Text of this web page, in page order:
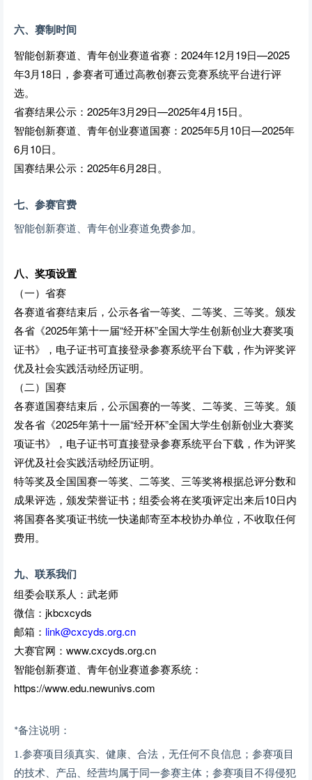
六、赛制时间
智能创新赛道、青年创业赛道省赛：2024年12月19日—2025
年3月18日，参赛者可通过高教创赛云竞赛系统平台进行评
选。
省赛结果公示：2025年3月29日—2025年4月15日。
智能创新赛道、青年创业赛道国赛：2025年5月10日—2025年
6月10日。
国赛结果公示：2025年6月28日。
七、参赛官费
智能创新赛道、青年创业赛道免费参加。
八、奖项设置
（一）省赛
各赛道省赛结束后，公示各省一等奖、二等奖、三等奖。颁发
各省《2025年第十一届“经开杯”全国大学生创新创业大赛奖项
证书》，电子证书可直接登录参赛系统平台下载，作为评奖评
优及社会实践活动经历证明。
（二）国赛
各赛道国赛结束后，公示国赛的一等奖、二等奖、三等奖。颁
发各省《2025年第十一届“经开杯”全国大学生创新创业大赛奖
项证书》，电子证书可直接登录参赛系统平台下载，作为评奖
评优及社会实践活动经历证明。
特等奖及全国国赛一等奖、二等奖、三等奖将根据总评分数和
成果评选，颁发荣誉证书；组委会将在奖项评定出来后10日内
将国赛各奖项证书统一快递邮寄至本校协办单位，不收取任何
费用。
九、联系我们
组委会联系人：武老师
微信：jkbcxcyds
邮箱： link@cxcyds.org.cn
大赛官网：www.cxcyds.org.cn
智能创新赛道、青年创业赛道参赛系统：
https://www.edu.newunivs.com
*备注说明：
1.参赛项目须真实、健康、合法，无任何不良信息；参赛项目
的技术、产品、经营均属于同一参赛主体；参赛项目不得侵犯